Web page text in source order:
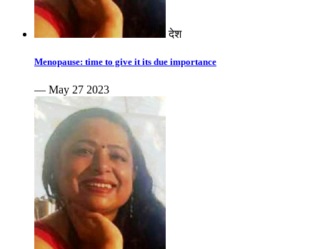
देश
Menopause: time to give it its due importance
— May 27 2023